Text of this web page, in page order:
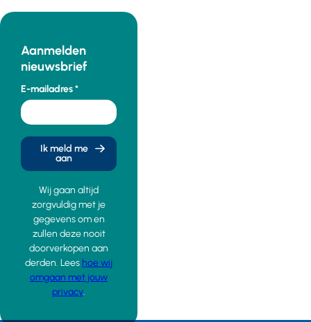
Aanmelden
nieuwsbrief
E-mailadres
Ik meld me
aan
Wij gaan altijd
zorgvuldig met je
gegevens om en
zullen deze nooit
doorverkopen aan
derden. Lees hoe wij
omgaan met jouw
privacy.